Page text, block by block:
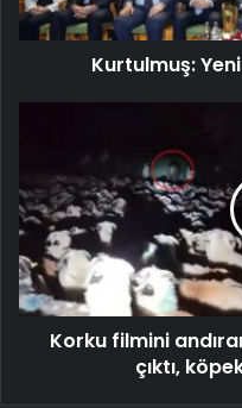
Kurtulmuş:
Korku filmini
çıktı,